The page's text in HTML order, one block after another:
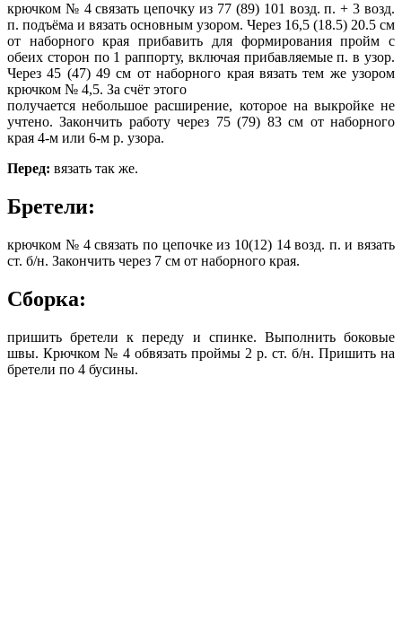
крючком № 4 связать цепочку из 77 (89) 101 возд. п. + 3 возд.
п. подъёма и вязать основным узором. Через 16,5 (18.5) 20.5 см
от наборного края прибавить для формирования пройм с
обеих сторон по 1 раппорту, включая прибавляемые п. в узор.
Через 45 (47) 49 см от наборного края вязать тем же узором
крючком № 4,5. За счёт этого
получается небольшое расширение, которое на выкройке не
учтено. Закончить работу через 75 (79) 83 см от наборного
края 4-м или 6-м р. узора.
Перед: вязать так же.
Бретели:
крючком № 4 связать по цепочке из 10(12) 14 возд. п. и вязать
ст. б/н. Закончить через 7 см от наборного края.
Сборка:
пришить бретели к переду и спинке. Выполнить боковые
швы. Крючком № 4 обвязать проймы 2 р. ст. б/н. Пришить на
бретели по 4 бусины.